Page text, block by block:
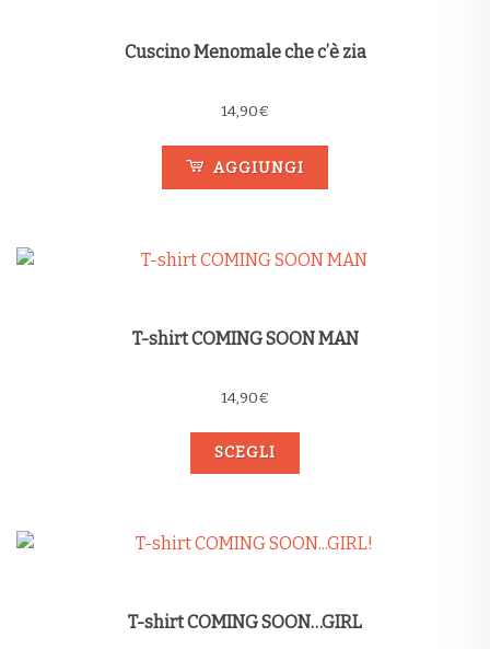
Cuscino Menomale che c’è zia
14,90€
AGGIUNGI
T-shirt COMING SOON MAN
14,90€
SCEGLI
T-shirt COMING SOON…GIRL